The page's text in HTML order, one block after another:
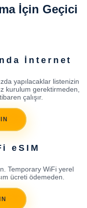
İçin Geçici
İnternet
yapılacaklar listenizin
kurulum gerektirmeden,
çalışır.
eSIM
Temporary WiFi yerel
ücreti ödemeden.